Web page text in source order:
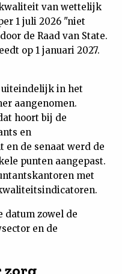
van wettelijk
1 juli 2026 "niet
de Raad van State.
op 1 januari 2027.
uiteindelijk in het
aangenomen.
hoort bij de
en
en de senaat werd de
punten aangepast.
met
datum zowel de
en de
zorg